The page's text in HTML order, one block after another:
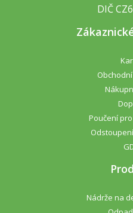
DIČ
Poučení
Nádrže na